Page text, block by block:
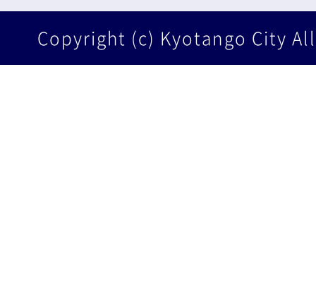
Copyright (c) Kyotango City